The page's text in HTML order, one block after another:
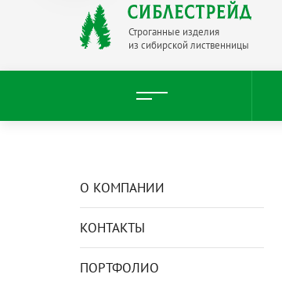
Строганные изделия
из сибирской лиственницы
О КОМПАНИИ
КОНТАКТЫ
ПОРТФОЛИО